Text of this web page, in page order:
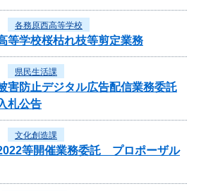
各務原西高等学校
等学校桜枯れ枝等剪定業務
県民生活課
害防止デジタル広告配信業務委託
札公告
文化創造課
等開催業務委託 プロポーザル